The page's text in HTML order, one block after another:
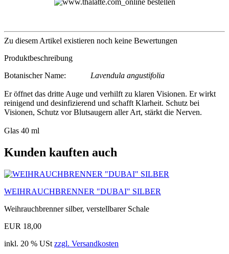
Zu diesem Artikel existieren noch keine Bewertungen
Produktbeschreibung
Botanischer Name:
Lavendula angustifolia
Er öffnet das dritte Auge und verhilft zu klaren Visionen. Er wirkt
reinigend und desinfizierend und schafft Klarheit. Schutz bei
Visionen, Schutz vor Blutsaugern aller Art, stärkt die Nerven.
Glas 40 ml
Kunden kauften auch
WEIHRAUCHBRENNER "DUBAI" SILBER
Weihrauchbrenner silber, verstellbarer Schale
EUR 18,00
inkl. 20 % USt zzgl. Versandkosten